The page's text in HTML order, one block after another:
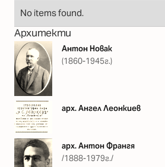
No items found.
Архитекти
Антон Новак
(1860-1945г.)
арх. Ангел Леонкиев
арх. Антон Франгя
/1888-1979г./